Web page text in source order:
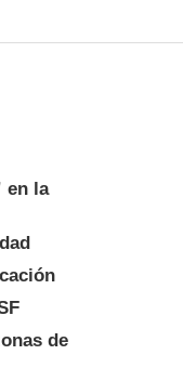
en la
de